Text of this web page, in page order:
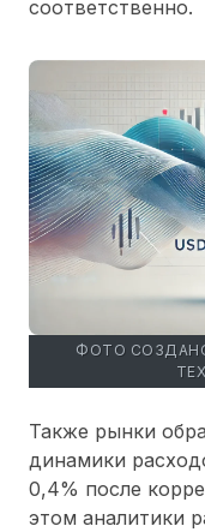
соответственно.
ФОТО СОЗДАНО
Также рынки
динамики
0,4% после
этом аналитики